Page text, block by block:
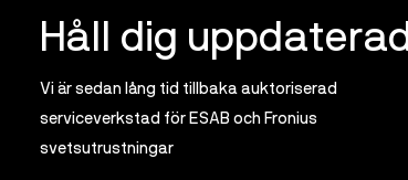
Håll dig uppdaterad
Vi är sedan lång tid tillbaka auktoriserad
serviceverkstad för ESAB och Fronius
svetsutrustningar